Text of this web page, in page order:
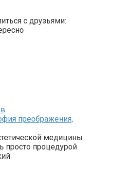
с друзьями:
преображения,
медицины
просто процедурой